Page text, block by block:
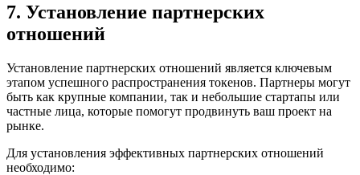
7. Установление партнерских
отношений
Установление партнерских отношений является ключевым
этапом успешного распространения токенов. Партнеры могут
быть как крупные компании, так и небольшие стартапы или
частные лица, которые помогут продвинуть ваш проект на
рынке.
Для установления эффективных партнерских отношений
необходимо: